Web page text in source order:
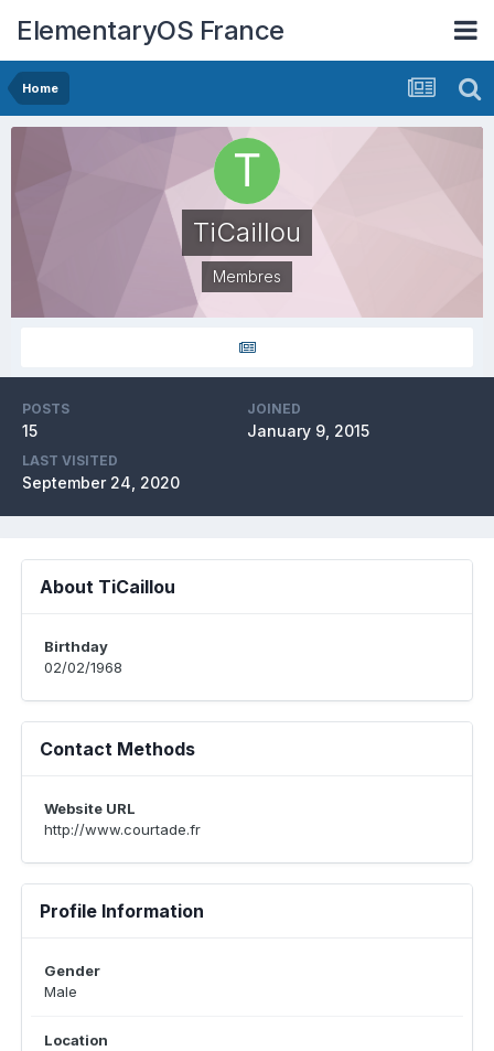
ElementaryOS France
Home
TiCaillou
Membres
POSTS
15
JOINED
January 9, 2015
LAST VISITED
September 24, 2020
About TiCaillou
Birthday
02/02/1968
Contact Methods
Website URL
http://www.courtade.fr
Profile Information
Gender
Male
Location